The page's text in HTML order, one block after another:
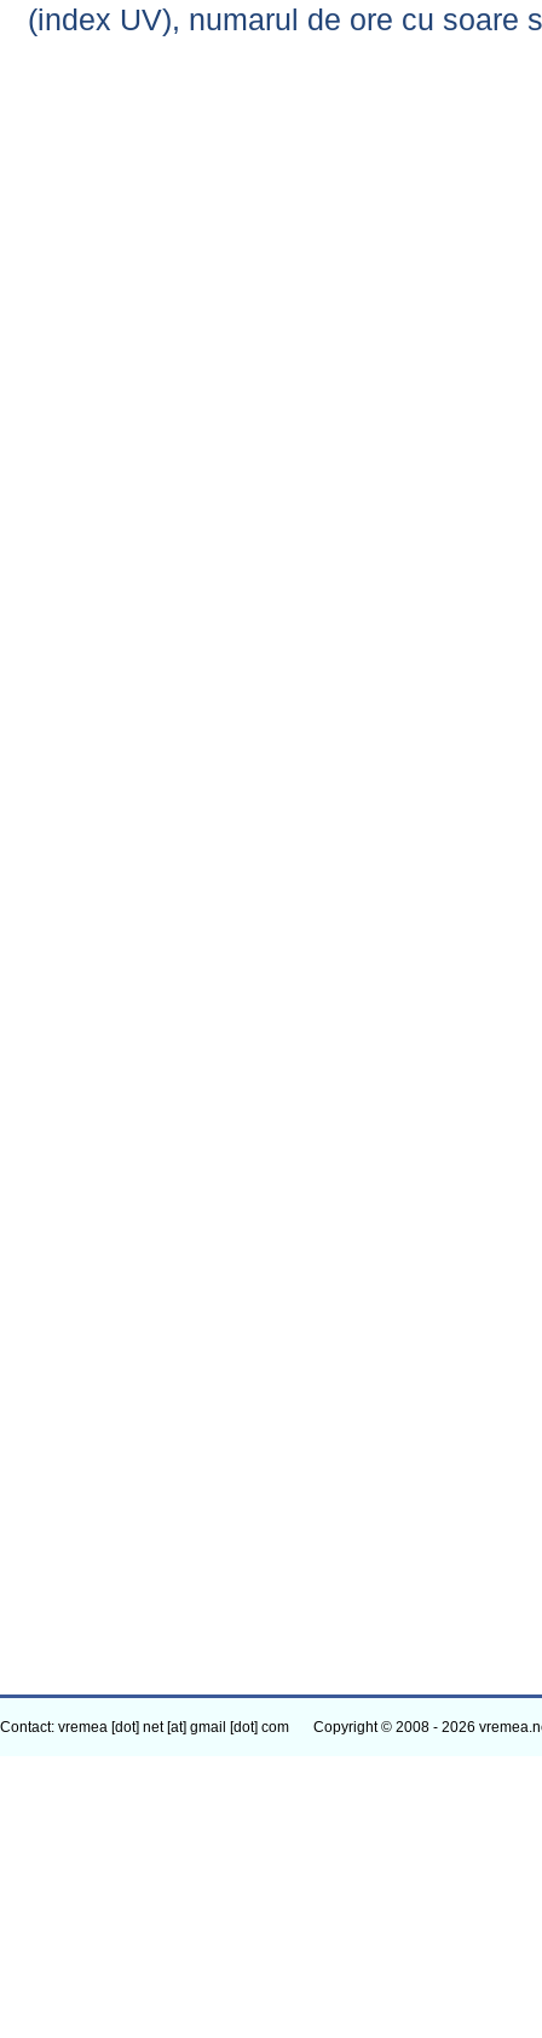
(index UV), numarul de ore cu soare
Contact: vremea [dot] net [at] gmail [dot] com Copyright © 2008 - 2026